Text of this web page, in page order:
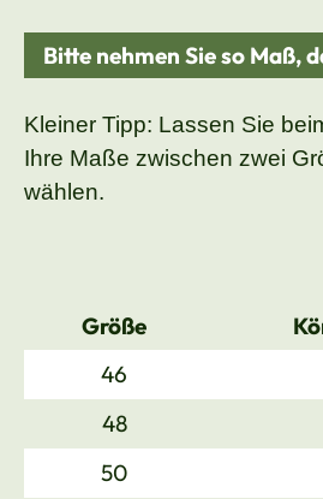
Bitte nehmen Sie so Maß,
Kleiner Tipp: Lassen Sie
Ihre Maße zwischen zwei
wählen.
Größe
46
48
50